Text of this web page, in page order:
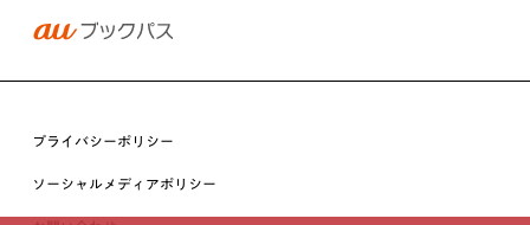
プライバシーポリシー
ソーシャルメディアポリシー